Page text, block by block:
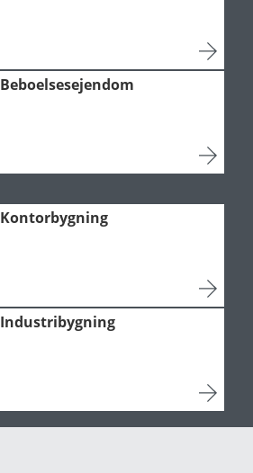
Beboelsesejendom
Kontorbygning
Industribygning